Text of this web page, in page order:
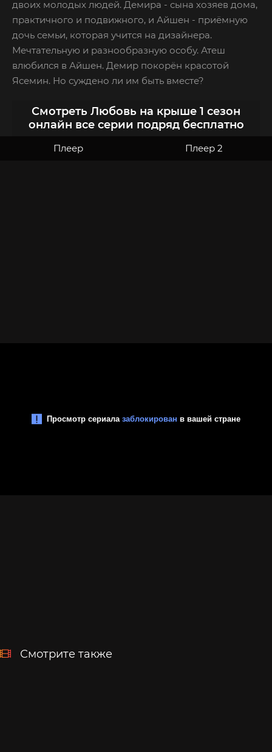
двоих молодых людей. Демира - сына хозяев дома,
практичного и подвижного, и Айшен - приёмную
дочь семьи, которая учится на дизайнера.
Мечтательную и разнообразную особу. Атеш
влюбился в Айшен. Демир покорён красотой
Ясемин. Но суждено ли им быть вместе?
Смотреть Любовь на крыше 1 сезон
онлайн все серии подряд бесплатно
Плеер Плеер 2
Смотрите также